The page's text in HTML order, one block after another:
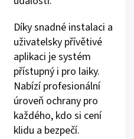
Díky snadné instalaci a
uživatelsky přívětivé
aplikaci je systém
přístupný i pro laiky.
Nabízí profesionální
úroveň ochrany pro
každého, kdo si cení
klidu a bezpečí.